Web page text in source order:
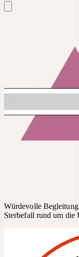
Würdevolle
Sterbefall rund um die